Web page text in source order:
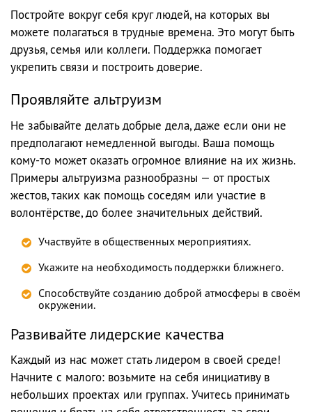
Постройте вокруг себя круг людей, на которых вы
можете полагаться в трудные времена. Это могут быть
друзья, семья или коллеги. Поддержка помогает
укрепить связи и построить доверие.
Проявляйте альтруизм
Не забывайте делать добрые дела, даже если они не
предполагают немедленной выгоды. Ваша помощь
кому-то может оказать огромное влияние на их жизнь.
Примеры альтруизма разнообразны — от простых
жестов, таких как помощь соседям или участие в
волонтёрстве, до более значительных действий.
Участвуйте в общественных мероприятиях.
Укажите на необходимость поддержки ближнего.
Способствуйте созданию доброй атмосферы в своём
окружении.
Развивайте лидерские качества
Каждый из нас может стать лидером в своей среде!
Начните с малого: возьмите на себя инициативу в
небольших проектах или группах. Учитесь принимать